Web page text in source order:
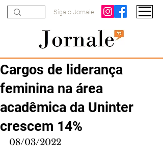
Siga o Jornale
Cargos de liderança
feminina na área
acadêmica da Uninter
crescem 14%
08/03/2022